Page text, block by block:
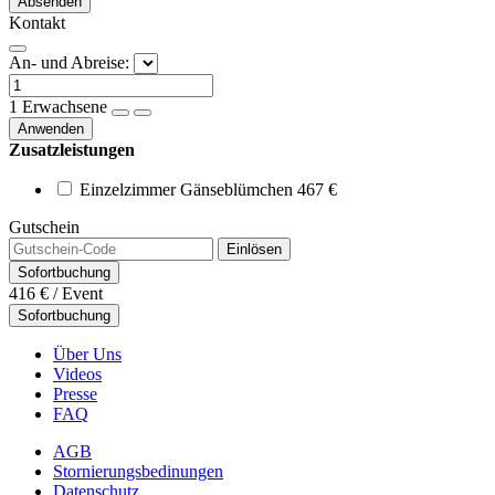
Kontakt
An- und Abreise:
1 Erwachsene
Anwenden
Zusatzleistungen
Einzelzimmer Gänseblümchen 467 €
Gutschein
Einlösen
Sofortbuchung
416 € / Event
Sofortbuchung
Über Uns
Videos
Presse
FAQ
AGB
Stornierungsbedinungen
Datenschutz